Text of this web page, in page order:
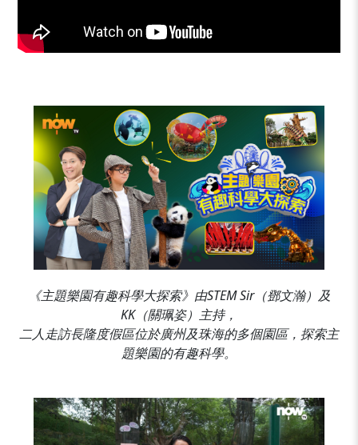
《主題樂園有趣科學大探索》由STEM Sir（鄧文瀚）及
KK（關珮姿）主持，
二人走訪長隆度假區位於廣州及珠海的多個園區，探索主
題樂園的有趣科學。